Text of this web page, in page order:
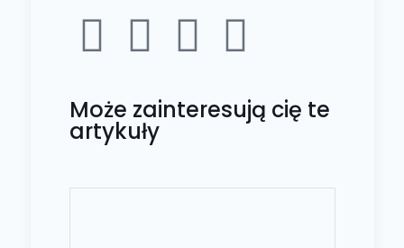
Może zainteresują cię te
artykuły